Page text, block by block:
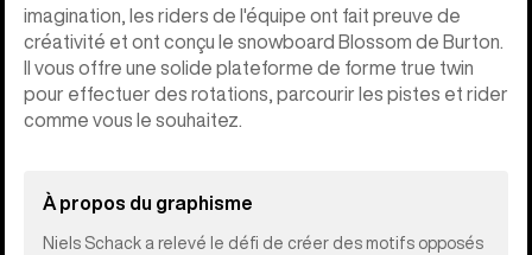
imagination, les riders de l'équipe ont fait preuve de
créativité et ont conçu le snowboard Blossom de Burton.
Il vous offre une solide plateforme de forme true twin
pour effectuer des rotations, parcourir les pistes et rider
comme vous le souhaitez.
À propos du graphisme
Niels Schack a relevé le défi de créer des motifs opposés